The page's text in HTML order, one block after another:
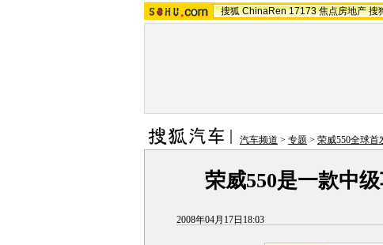
搜狐 ChinaRen 17173 焦点房地产 搜
汽车频道 > 专题 > 荣威550全球首
荣威550是一款中
2008年04月17日18:03